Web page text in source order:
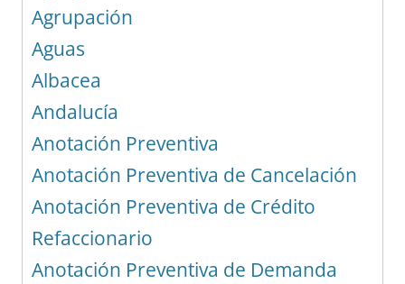
Agrupación
Aguas
Albacea
Andalucía
Anotación Preventiva
Anotación Preventiva de Cancelación
Anotación Preventiva de Crédito
Refaccionario
Anotación Preventiva de Demanda